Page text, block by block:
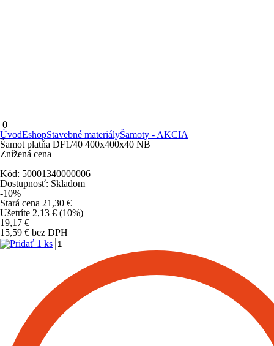
0
ÚvodEshopStavebné materiályŠamoty - AKCIA
Šamot platňa DF1/40 400x400x40 NB
Znížená cena
Kód: 50001340000006
Dostupnosť: Skladom
-10%
Stará cena 21,30 €
Ušetríte 2,13 € (10%)
19,17 €
15,59 € bez DPH